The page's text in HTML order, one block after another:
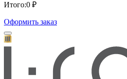
Итого:0 ₽
Оформить заказ